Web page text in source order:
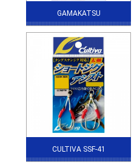
GAMAKATSU
CULTIVA SSF-41